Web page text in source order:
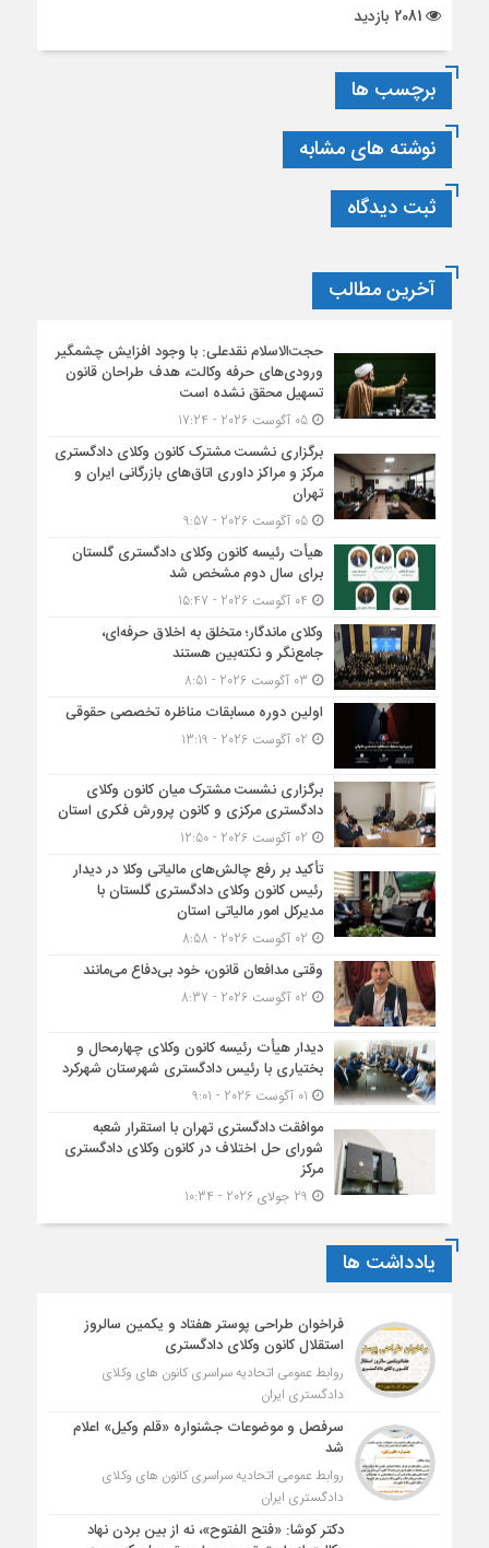
برچسب ها
نوشته های مشابه
ثبت دیدگاه
آخرین مطالب
حجت‌الاسلام نقدعلی: با وجود افزایش چشمگیر
ورودی‌های حرفه وکالت، هدف طراحان قانون
تسهیل محقق نشده است
05 آگوست 2026 - 17:24
برگزاری نشست مشترک کانون وکلای دادگستری
مرکز و مراکز داوری اتاق‌های بازرگانی ایران و
تهران
05 آگوست 2026 - 9:57
هیأت ‌رئیسه کانون وکلای دادگستری گلستان
برای سال دوم مشخص شد
وکلای ماندگار؛ متخلق به اخلاق حرفه‌ای،
جامع‌نگر و نکته‌بین هستند
اولین دوره مسابقات مناظره تخصصی حقوقی
برگزاری نشست مشترک میان کانون وکلای
دادگستری مرکزی و کانون پرورش فکری استان
تأکید بر رفع چالش‌های مالیاتی وکلا در دیدار
رئیس کانون وکلای دادگستری گلستان با
مدیرکل امور مالیاتی استان
وقتی مدافعان قانون، خود بی‌دفاع می‌مانند
دیدار هیأت رئیسه کانون وکلای چهارمحال و
بختیاری با رئیس دادگستری شهرستان شهرکرد
موافقت دادگستری تهران با استقرار شعبه
شورای حل اختلاف در کانون وکلای دادگستری
مرکز
یادداشت ها
فراخوان طراحی پوستر هفتاد و یکمین سالروز
استقلال کانون وکلای دادگستری
روابط عمومی اتحادیه سراسری کانون های وکلای
دادگستری ایران
سرفصل و موضوعات جشنواره «قلم وکیل» اعلام
شد
روابط عمومی اتحادیه سراسری کانون های وکلای
دادگستری ایران
دکتر کوشا: «فتح الفتوح»، نه از بین بردن نهاد